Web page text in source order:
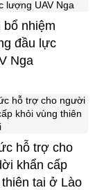
bổ nhiệm
đầu lực
Nga
hỗ trợ cho
khẩn cấp
tai ở Lào